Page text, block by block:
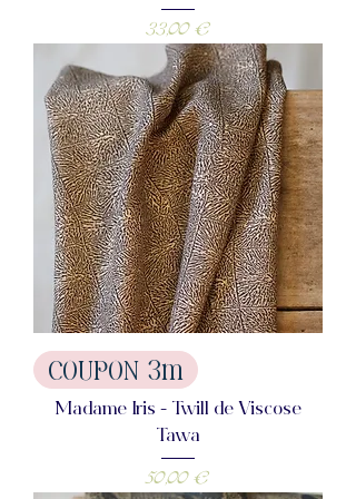
Prix
33,00 €
COUPON 3m
Madame Iris - Twill de Viscose
Tawa
Prix
50,00 €